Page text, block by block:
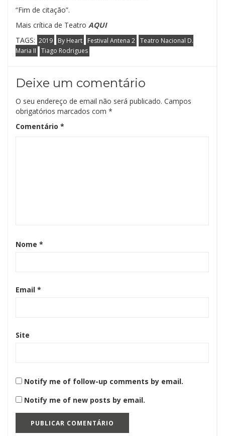
“Fim de citação”.
Mais crítica de Teatro AQUI
TAGS: 2019 By Heart Festival Antena 2 Teatro Nacional D.
Maria II
Tiago Rodrigues
Deixe um comentário
O seu endereço de email não será publicado. Campos
obrigatórios marcados com *
Comentário *
Nome *
Email *
Site
Notify me of follow-up comments by email.
Notify me of new posts by email.